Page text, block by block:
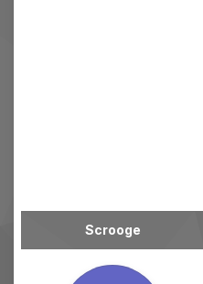
Scrooge